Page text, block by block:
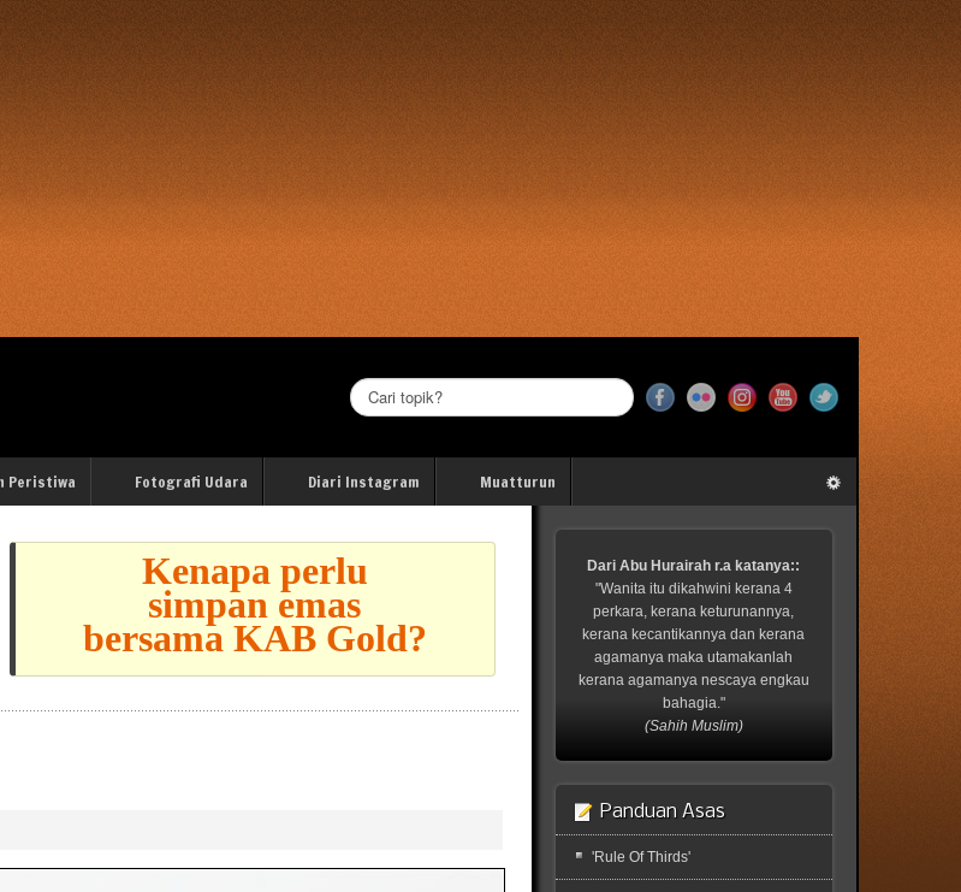
Cari...
Peristiwa Fotografi Udara Diari Instagram Muatturun
Kenapa perlu
simpan emas
bersama KAB Gold?
Dari Abu Hurairah r.a katanya::
"Wanita itu dikahwini kerana 4
perkara, kerana keturunannya,
kerana kecantikannya dan kerana
agamanya maka utamakanlah
kerana agamanya nescaya engkau
bahagia."
(Sahih Muslim)
Panduan Asas
'Rule Of Thirds'